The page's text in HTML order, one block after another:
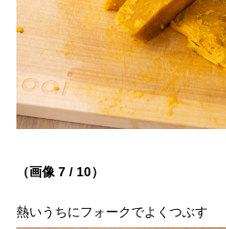
（画像 7 / 10）
熱いうちにフォークでよくつぶす